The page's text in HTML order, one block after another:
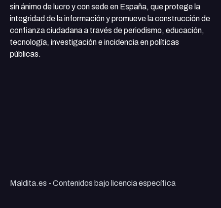
sin ánimo de lucro y con sede en España, que protege la
integridad de la información y promueve la construcción de
confianza ciudadana a través de periodismo, educación,
tecnología, investigación e incidencia en políticas
públicas.
Maldita.es - Contenidos bajo licencia específica